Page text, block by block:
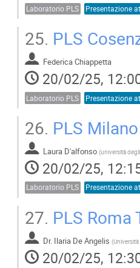
Laboratorio PLS
25. PLS
Federica Chiappetta
20/02/25,
Laboratorio PLS
26. PLS
Laura D'alfonso (
20/02/25,
Laboratorio PLS
27. PLS Roma
Dr. Ilaria De Angelis (
20/02/25,